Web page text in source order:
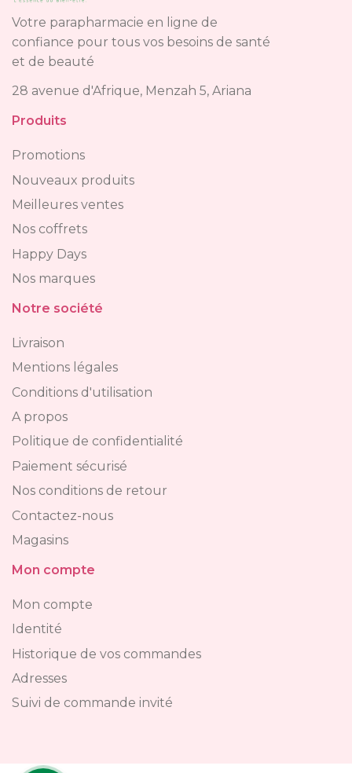
Votre parapharmacie en ligne de
confiance pour tous vos besoins de santé
et de beauté
28 avenue d'Afrique, Menzah 5, Ariana
Produits
Promotions
Nouveaux produits
Meilleures ventes
Nos coffrets
Happy Days
Nos marques
Notre société
Livraison
Mentions légales
Conditions d'utilisation
A propos
Politique de confidentialité
Paiement sécurisé
Nos conditions de retour
Contactez-nous
Magasins
Mon compte
Mon compte
Identité
Historique de vos commandes
Adresses
Suivi de commande invité